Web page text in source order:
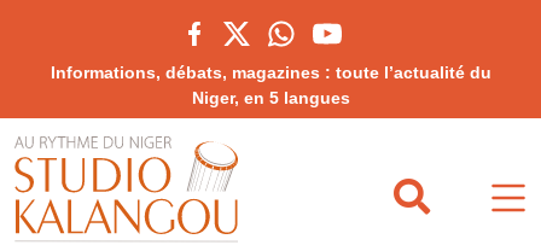
Informations, débats, magazines : toute l’actualité du
Niger, en 5 langues